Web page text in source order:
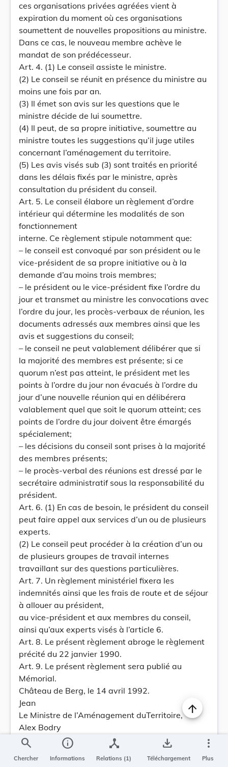
ces organisations privées agréées vient à
expiration du moment où ces organisations
soumettent de nouvelles propositions au ministre.
Dans ce cas, le nouveau membre achève le
mandat de son prédécesseur.
Art. 4. (1) Le conseil assiste le ministre.
(2) Le conseil se réunit en présence du ministre au
moins une fois par an.
(3) Il émet son avis sur les questions que le
ministre décide de lui soumettre.
(4) Il peut, de sa propre initiative, soumettre au
ministre toutes les suggestions qu’il juge utiles
concernant l’aménagement du territoire.
(5) Les avis visés sub (3) sont traités en priorité
dans les délais fixés par le ministre, après
consultation du président du conseil.
Art. 5. Le conseil élabore un règlement d’ordre
intérieur qui détermine les modalités de son
fonctionnement
interne. Ce règlement stipule notamment que:
– le conseil est convoqué par son président ou le
vice-président de sa propre initiative ou à la
demande d’au moins trois membres;
– le président ou le vice-président fixe l’ordre du
jour et transmet au ministre les convocations avec
l’ordre du jour, les procès-verbaux de réunion, les
documents adressés aux membres ainsi que les
avis et suggestions du conseil;
– le conseil ne peut valablement délibérer que si
la majorité des membres est présente; si ce
quorum n’est pas atteint, le président met les
points à l’ordre du jour non évacués à l’ordre du
jour d’une nouvelle réunion qui en délibérera
valablement quel que soit le quorum atteint; ces
points de l’ordre du jour doivent être émargés
spécialement;
– les décisions du conseil sont prises à la majorité
des membres présents;
– le procès-verbal des réunions est dressé par le
secrétaire administratif sous la responsabilité du
président.
Art. 6. (1) En cas de besoin, le président du conseil
peut faire appel aux services d’un ou de plusieurs
experts.
(2) Le conseil peut procéder à la création d’un ou
de plusieurs groupes de travail internes
travaillant sur des questions particulières.
Art. 7. Un règlement ministériel fixera les
indemnités ainsi que les frais de route et de séjour
à allouer au président,
au vice-président et aux membres du conseil,
ainsi qu’aux experts visés à l’article 6.
Art. 8. Le présent règlement abroge le règlement
précité du 22 janvier 1990.
Art. 9. Le présent règlement sera publié au
Mémorial.
Château de Berg, le 14 avril 1992.
Jean
Le Ministre de l’Aménagement duTerritoire,
Alex Bodry
Règlement grand-ducal du 14 avril 1992
concernant la composition, l’organisation et le
search
Chercher
info
Informations
device_hub
Relations (1)
save_alt
Téléchargement
more_vert
Plus